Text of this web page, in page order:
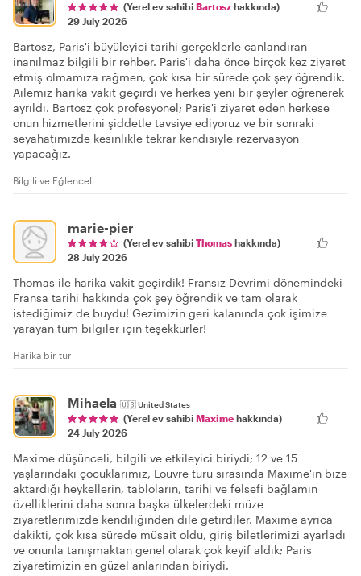
(Yerel ev sahibi Bartosz hakkında)
29 July 2026
Bartosz, Paris'i büyüleyici tarihi gerçeklerle canlandıran
inanılmaz bilgili bir rehber. Paris'i daha önce birçok kez ziyaret
etmiş olmamıza rağmen, çok kısa bir sürede çok şey öğrendik.
Ailemiz harika vakit geçirdi ve herkes yeni bir şeyler öğrenerek
ayrıldı. Bartosz çok profesyonel; Paris'i ziyaret eden herkese
onun hizmetlerini şiddetle tavsiye ediyoruz ve bir sonraki
seyahatimizde kesinlikle tekrar kendisiyle rezervasyon
yapacağız.
Bilgili ve Eğlenceli
marie-pier
(Yerel ev sahibi Thomas hakkında)
28 July 2026
Thomas ile harika vakit geçirdik! Fransız Devrimi dönemindeki
Fransa tarihi hakkında çok şey öğrendik ve tam olarak
istediğimiz de buydu! Gezimizin geri kalanında çok işimize
yarayan tüm bilgiler için teşekkürler!
Harika bir tur
Mihaela 🇺🇸United States
(Yerel ev sahibi Maxime hakkında)
24 July 2026
Maxime düşünceli, bilgili ve etkileyici biriydi; 12 ve 15
yaşlarındaki çocuklarımız, Louvre turu sırasında Maxime'in bize
aktardığı heykellerin, tabloların, tarihi ve felsefi bağlamın
özelliklerini daha sonra başka ülkelerdeki müze
ziyaretlerimizde kendiliğinden dile getirdiler. Maxime ayrıca
dakikti, çok kısa sürede müsait oldu, giriş biletlerimizi ayarladı
ve onunla tanışmaktan genel olarak çok keyif aldık; Paris
ziyaretimizin en güzel anlarından biriydi.